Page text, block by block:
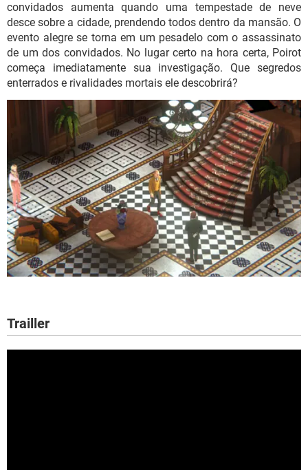
convidados aumenta quando uma tempestade de neve
desce sobre a cidade, prendendo todos dentro da mansão. O
evento alegre se torna em um pesadelo com o assassinato
de um dos convidados. No lugar certo na hora certa, Poirot
começa imediatamente sua investigação. Que segredos
enterrados e rivalidades mortais ele descobrirá?
Trailler